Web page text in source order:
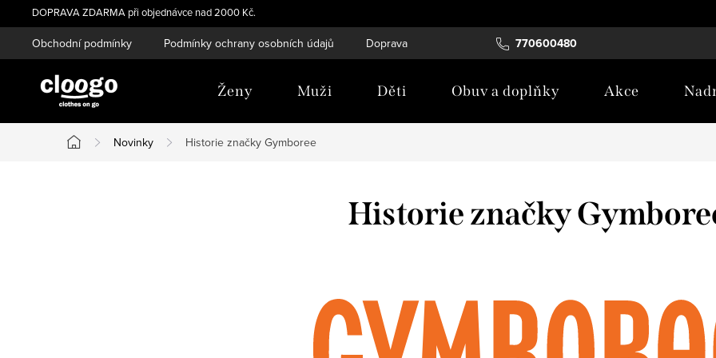
na
obsah
DOPRAVA ZDARMA při objednávce nad 2000 Kč.
770600480
Obchodní podmínky Podmínky ochrany osobních údajů Doprava Tabulka velikostí Blog
Ženy Muži Děti Obuv a doplňky Akce
Domů
Novinky Historie značky Gymboree
Historie značky